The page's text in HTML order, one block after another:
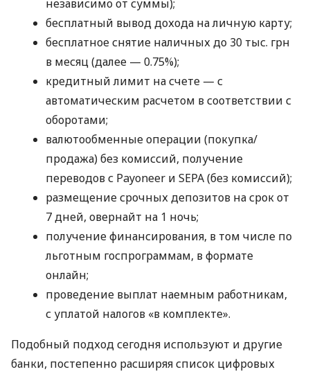
независимо от суммы);
бесплатный вывод дохода на личную карту;
бесплатное снятие наличных до 30 тыс. грн
в месяц (далее — 0.75%);
кредитный лимит на счете — с
автоматическим расчетом в соответствии с
оборотами;
валютообменные операции (покупка/
продажа) без комиссий, получение
переводов с Payoneer и SEPA (без комиссий);
размещение срочных депозитов на срок от
7 дней, овернайт на 1 ночь;
получение финансирования, в том числе по
льготным госпрограммам, в формате
онлайн;
проведение выплат наемным работникам,
с уплатой налогов «в комплекте».
Подобный подход сегодня используют и другие
банки, постепенно расширяя список цифровых